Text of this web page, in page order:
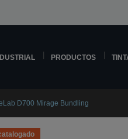
PRODUCTOS
D700 Mirage Bundling